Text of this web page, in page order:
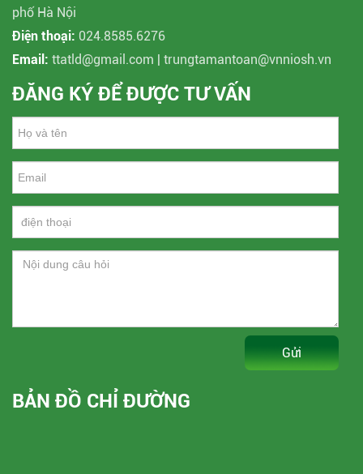
phố Hà Nội
Điện thoại: 024.8585.6276
Email: ttatld@gmail.com | trungtamantoan@vnniosh.vn
ĐĂNG KÝ ĐỂ ĐƯỢC TƯ VẤN
Gửi
BẢN ĐỒ CHỈ ĐƯỜNG